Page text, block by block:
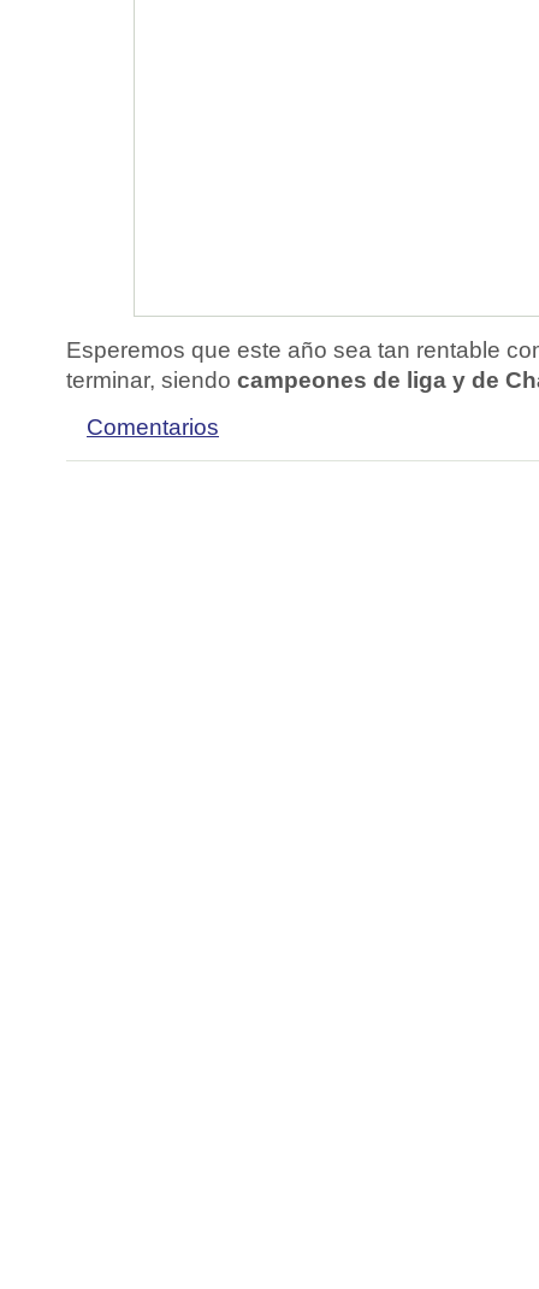
Esperemos que este año sea tan rentable
terminar, siendo campeones de liga y de
Comentarios